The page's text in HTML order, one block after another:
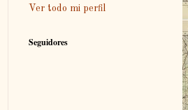
Ver todo mi perfil
Seguidores